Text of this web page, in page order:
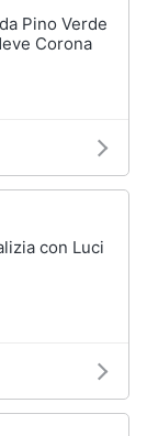
Pino Verde
Corona
con Luci